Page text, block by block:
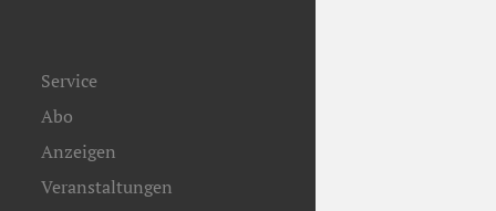
Service
Abo
Anzeigen
Veranstaltungen